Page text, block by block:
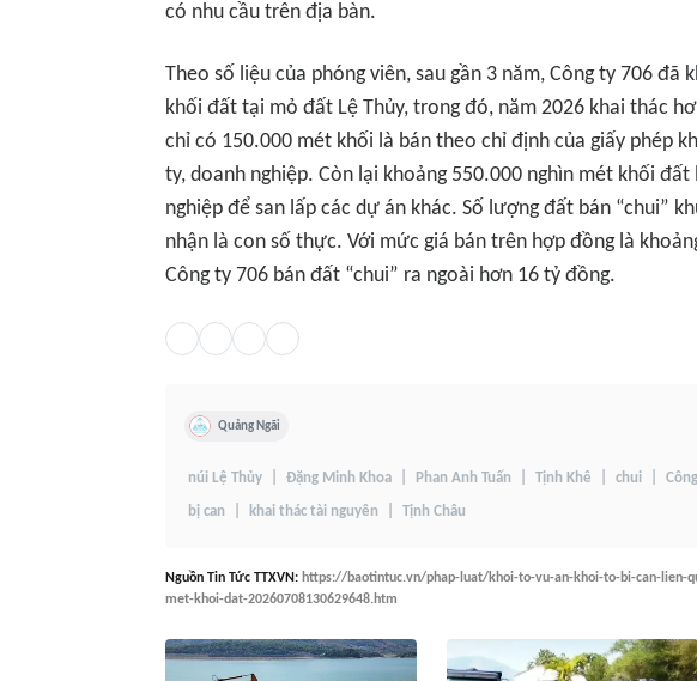
có nhu cầu trên địa bàn.
Theo số liệu của phóng viên, sau gần 3 năm, Công ty 706 đã
khối đất tại mỏ đất Lệ Thủy, trong đó, năm 2026 khai thác
chỉ có 150.000 mét khối là bán theo chỉ định của giấy phép
ty, doanh nghiệp. Còn lại khoảng 550.000 nghìn mét khối đất
nghiệp để san lấp các dự án khác. Số lượng đất bán “chui”
nhận là con số thực. Với mức giá bán trên hợp đồng là
Công ty 706 bán đất “chui” ra ngoài hơn 16 tỷ đồng.
Quảng Ngãi
núi Lệ Thủy Đặng Minh Khoa Phan Anh Tuấn Tịnh Khê chui
bị can khai thác tài nguyên Tịnh Châu
Nguồn Tin Tức TTXVN: https://baotintuc.vn/phap-luat/khoi-to-vu-an-khoi-to-bi-can-lien-
met-khoi-dat-20260708130629648.htm